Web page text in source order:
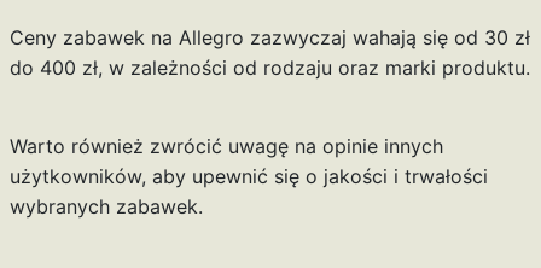
Ceny zabawek na Allegro zazwyczaj wahają się od 30 zł
do 400 zł, w zależności od rodzaju oraz marki produktu.
Warto również zwrócić uwagę na opinie innych
użytkowników, aby upewnić się o jakości i trwałości
wybranych zabawek.